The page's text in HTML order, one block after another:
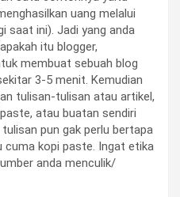
uang melalui
saat ini). Jadi yang anda
itu blogger,
membuat sebuah blog
3-5 menit. Kemudian
tulisan-tulisan atau artikel,
atau buatan sendiri
pun gak perlu bertapa
cuma kopi paste. Ingat etika
anda menculik/